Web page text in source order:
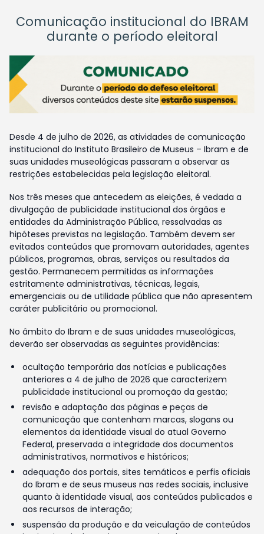
Comunicação institucional do IBRAM
durante o período eleitoral
Desde 4 de julho de 2026, as atividades de comunicação
institucional do Instituto Brasileiro de Museus – Ibram e de
suas unidades museológicas passaram a observar as
restrições estabelecidas pela legislação eleitoral.
Nos três meses que antecedem as eleições, é vedada a
divulgação de publicidade institucional dos órgãos e
entidades da Administração Pública, ressalvadas as
hipóteses previstas na legislação. Também devem ser
evitados conteúdos que promovam autoridades, agentes
públicos, programas, obras, serviços ou resultados da
gestão. Permanecem permitidas as informações
estritamente administrativas, técnicas, legais,
emergenciais ou de utilidade pública que não apresentem
caráter publicitário ou promocional.
No âmbito do Ibram e de suas unidades museológicas,
deverão ser observadas as seguintes providências:
ocultação temporária das notícias e publicações
anteriores a 4 de julho de 2026 que caracterizem
publicidade institucional ou promoção da gestão;
revisão e adaptação das páginas e peças de
comunicação que contenham marcas, slogans ou
elementos da identidade visual do atual Governo
Federal, preservada a integridade dos documentos
administrativos, normativos e históricos;
adequação dos portais, sites temáticos e perfis oficiais
do Ibram e de seus museus nas redes sociais, inclusive
quanto à identidade visual, aos conteúdos publicados e
aos recursos de interação;
suspensão da produção e da veiculação de conteúdos